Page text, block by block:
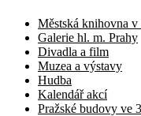
Městská knihovna v
Galerie hl. m. Prahy
Divadla a film
Muzea a výstavy
Hudba
Kalendář akcí
Pražské budovy ve